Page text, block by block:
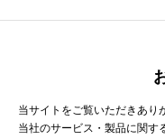
当サイトをご覧いただきあり
当社のサービス・製品に関す